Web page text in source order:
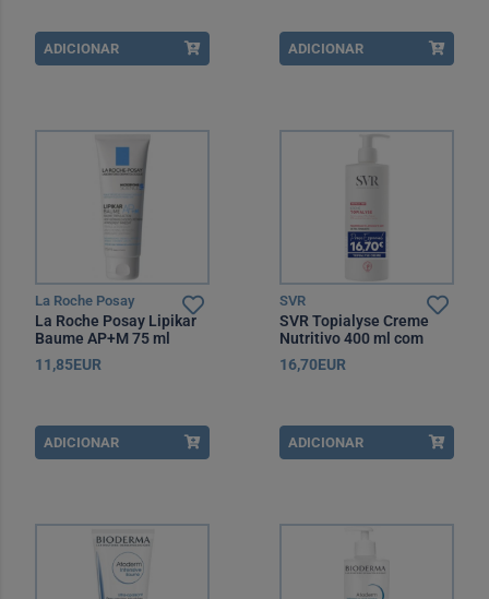
ADICIONAR ADICIONAR
La Roche Posay
La Roche Posay Lipikar
Baume AP+M 75 ml
11,85EUR
ADICIONAR
SVR
SVR Topialyse Creme
Nutritivo 400 ml com
Preço especial
16,70EUR
ADICIONAR